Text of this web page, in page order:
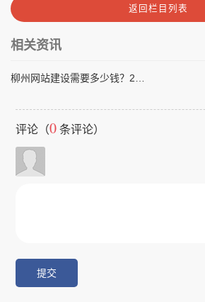
返回栏目列表
相关资讯
评论（0 条评论）